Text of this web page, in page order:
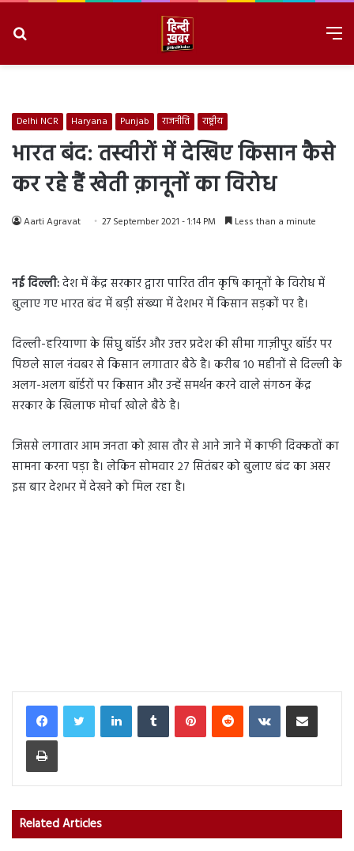
Delhi NCR Haryana Punjab राजनीति राष्ट्रीय
भारत बंद: तस्वीरों में देखिए किसान कैसे
कर रहे हैं खेती क़ानूनों का विरोध
Aarti Agravat 27 September 2021 - 1:14 PM Less than a minute
नई दिल्ली:देश में केंद्र सरकार द्वारा पारित तीन कृषि कानूनों के विरोध में
बुलाए गए भारत बंद में बड़ी संख्या में देशभर में किसान सड़कों पर है।
दिल्ली-हरियाणा के सिंघु बॉर्डर और उत्तर प्रदेश की सीमा गाज़ीपुर बॉर्डर पर
पिछले साल नंवबर से किसान लगातार बैठे है। करीब १० महीनों से दिल्ली के
अलग-अलग बॉर्डरों पर किसान और उन्हें समर्थन करने वाले संगठन केंद्र
सरकार के खिलाफ मोर्चा खोले बैठे है।
जिससे लगातार आम जनता को ख़ास तौर से आने जाने में काफी दिक्कतों का
सामना करना पड़ा है। लेकिन सोमवार २७ सितंबर को बुलाए बंद का असर
इस बार देशभर में देखने को मिल रहा है।
LinkedInTumblr PinterestReddit VKontakteShare via Email
Print
Related Articles